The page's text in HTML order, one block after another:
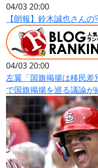
04/03 20:00
【朗報】鈴木誠也さん
04/03 20:00
左翼「国旗掲揚は移民
で国旗掲揚を巡る議論